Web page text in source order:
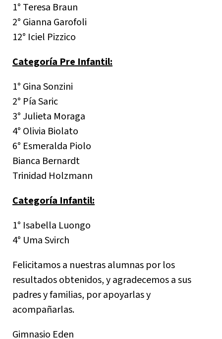
1° Teresa Braun
2° Gianna Garofoli
12° Iciel Pizzico
Categoría Pre Infantil:
1° Gina Sonzini
2° Pía Saric
3° Julieta Moraga
4° Olivia Biolato
6° Esmeralda Piolo
Bianca Bernardt
Trinidad Holzmann
Categoría Infantil:
1° Isabella Luongo
4° Uma Svirch
Felicitamos a nuestras alumnas por los
resultados obtenidos, y agradecemos a sus
padres y familias, por apoyarlas y
acompañarlas.
Gimnasio Eden